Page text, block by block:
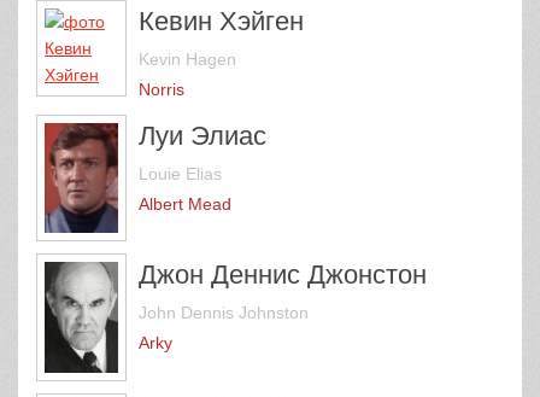
Кевин Хэйген
Kevin Hagen
Norris
Луи Элиас
Louie Elias
Albert Mead
Джон Деннис Джонстон
John Dennis Johnston
Arky